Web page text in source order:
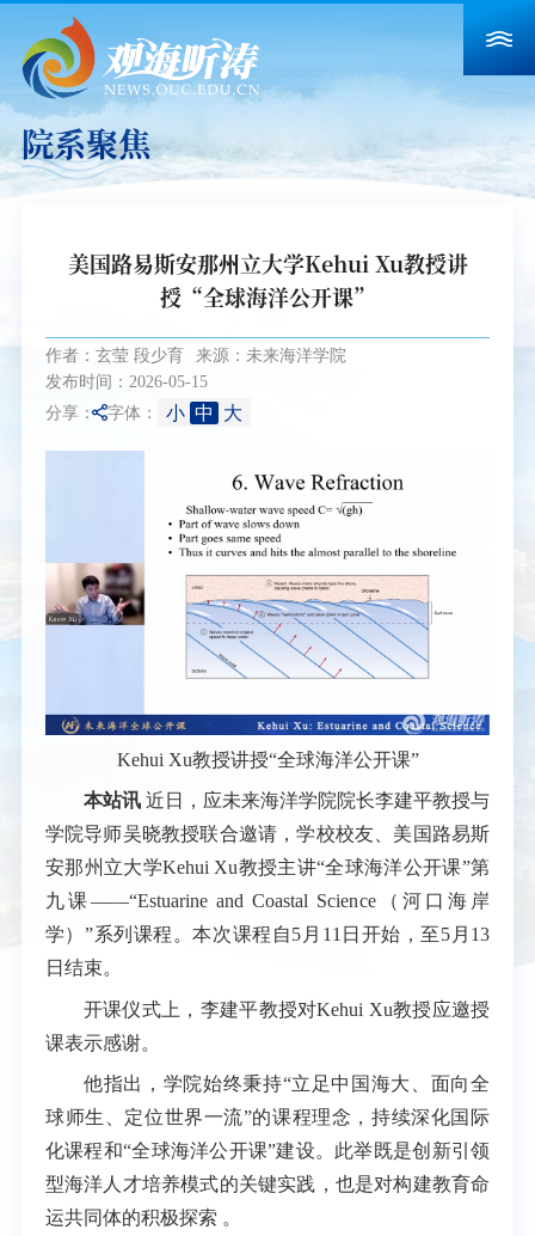
院系聚焦
美国路易斯安那州立大学Kehui Xu教授讲
授“全球海洋公开课”
作者：玄莹 段少育
来源：未来海洋学院
发布时间：2026-05-15
分享： 字体： 小 中 大
Kehui Xu教授讲授“全球海洋公开课”
本站讯近日，应未来海洋学院院长李建平教授与
学院导师吴晓教授联合邀请，学校校友、美国路易斯
安那州立大学Kehui Xu教授主讲“全球海洋公开课”第
九课——“Estuarine and Coastal Science（河口海岸
学）”系列课程。本次课程自5月11日开始，至5月13
日结束。
开课仪式上，李建平教授对Kehui Xu教授应邀授
课表示感谢。
他指出，学院始终秉持“立足中国海大、面向全
球师生、定位世界一流”的课程理念，持续深化国际
化课程和“全球海洋公开课”建设。此举既是创新引领
型海洋人才培养模式的关键实践，也是对构建教育命
运共同体的积极探索 。